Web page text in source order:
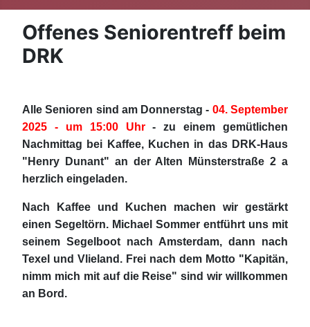
Offenes Seniorentreff beim
DRK
Alle Senioren sind am Donnerstag - 04. September
2025 - um 15:00 Uhr- zu einem gemütlichen
Nachmittag bei Kaffee, Kuchen in das DRK-Haus
"Henry Dunant" an der Alten Münsterstraße 2 a
herzlich eingeladen.
Nach Kaffee und Kuchen machen wir gestärkt
einen Segeltörn. Michael Sommer entführt uns mit
seinem Segelboot nach Amsterdam, dann nach
Texel und Vlieland. Frei nach dem Motto "Kapitän,
nimm mich mit auf die Reise" sind wir willkommen
an Bord.